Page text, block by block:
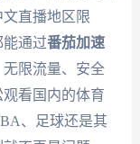
直播地区限
通过番茄加速
限流量、安全
看国内的体育
、足球还是其